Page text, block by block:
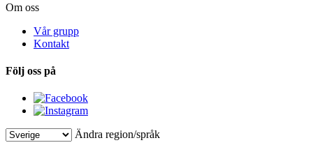
Om oss
Vår grupp
Kontakt
Följ oss på
Ändra region/språk